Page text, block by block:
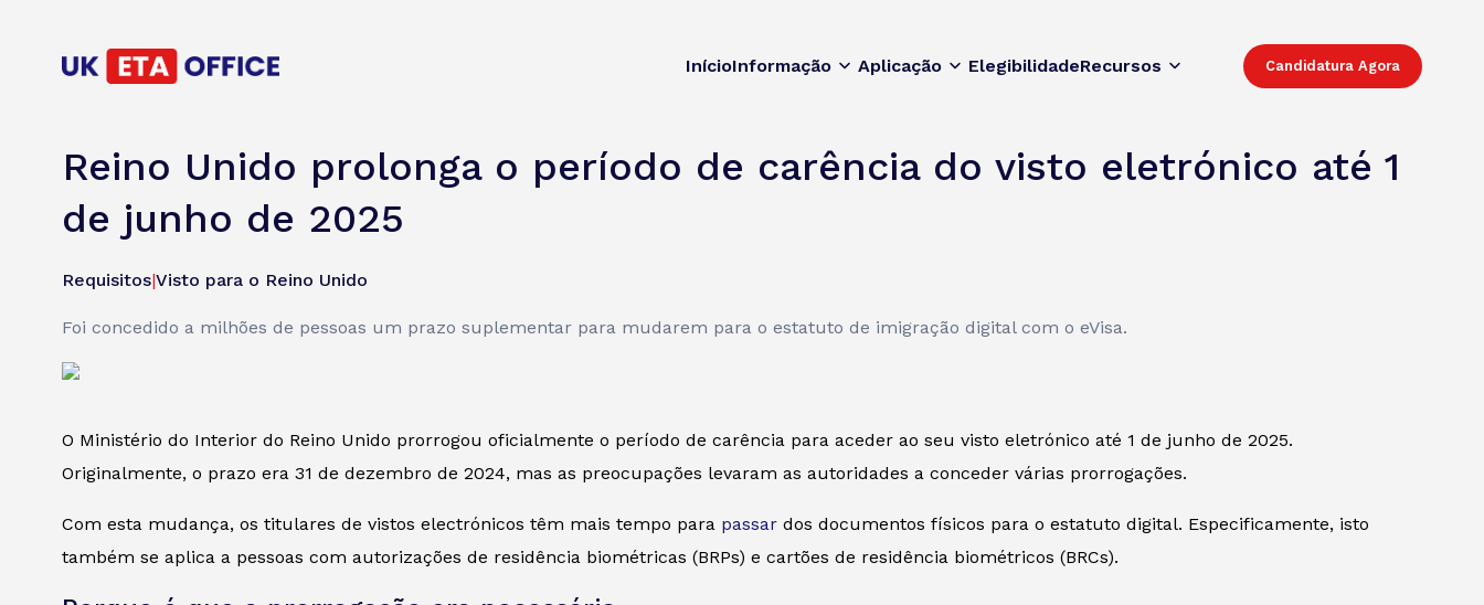
InícioInformação Aplicação ElegibilidadeRecursos Candidatura Agora
Reino Unido prolonga o período de carência do visto eletrónico até 1
de junho de 2025
Requisitos|Visto para o Reino Unido
Foi concedido a milhões de pessoas um prazo suplementar para mudarem para o estatuto de imigração digital com o eVisa.
O Ministério do Interior do Reino Unido prorrogou oficialmente o período de carência para aceder ao seu visto eletrónico até 1 de junho de 2025.
Originalmente, o prazo era 31 de dezembro de 2024, mas as preocupações levaram as autoridades a conceder várias prorrogações.
Com esta mudança, os titulares de vistos electrónicos têm mais tempo para passar dos documentos físicos para o estatuto digital. Especificamente, isto
também se aplica a pessoas com autorizações de residência biométricas (BRPs) e cartões de residência biométricos (BRCs).